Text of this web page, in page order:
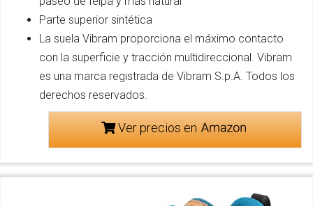
Parte superior sintética
La suela Vibram proporciona el máximo contacto
con la superficie y tracción multidireccional. Vibram
es una marca registrada de Vibram S.p.A. Todos los
derechos reservados.
Ver precios en